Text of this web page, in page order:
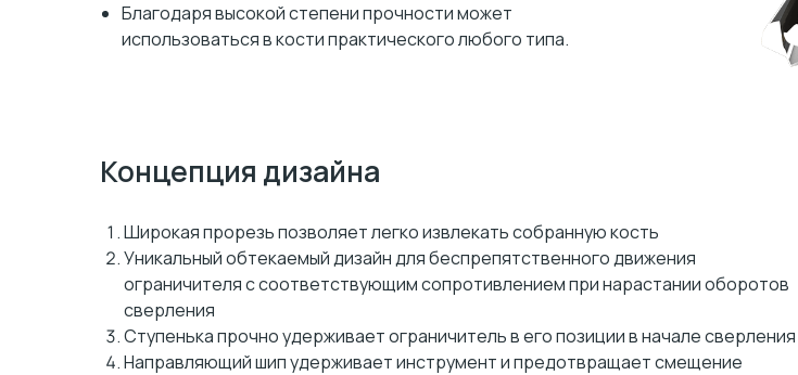
Благодаря высокой степени прочности может
использоваться в кости практического любого типа.
Концепция дизайна
Широкая прорезь позволяет легко извлекать собранную кость
Уникальный обтекаемый дизайн для беспрепятственного движения
ограничителя с соответствующим сопротивлением при нарастании оборотов
сверления
Ступенька прочно удерживает ограничитель в его позиции в начале сверления
Направляющий шип удерживает инструмент и предотвращает смещение